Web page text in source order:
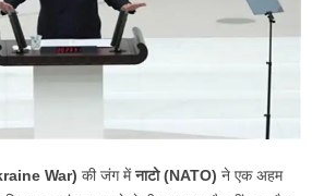
War) की जंग मेंनाटो (NATO) ने एक अहम